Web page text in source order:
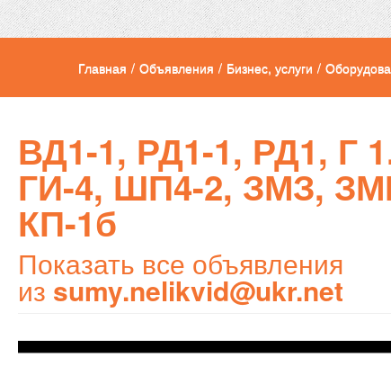
Главная / Объявления / Бизнес, услуги /
ВД1-1, РД1-1, РД1, Г
ГИ-4, ШП4-2, ЗМЗ,
КП-1б
Показать все объявления
из sumy.nelikvid@ukr.net